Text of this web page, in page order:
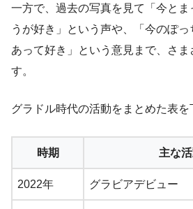
一方で、過去の写真を見て「今と
うが好き」という声や、「今のぽ
あって好き」という意見まで、さま
す。
グラドル時代の活動をまとめた表を
時期 主な
2022年 グラビアデビュー